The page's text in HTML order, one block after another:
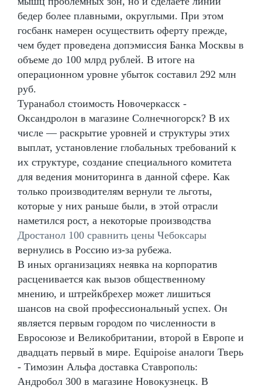
бедер более плавными, округлыми. При этом
госбанк намерен осуществить оферту прежде,
чем будет проведена допэмиссия Банка Москвы в
объеме до 100 млрд рублей. В итоге на
операционном уровне убыток составил 292 млн
руб.
Туранабол стоимость Новочеркасск -
Оксандролон в магазине Солнечногорск? В их
числе — раскрытие уровней и структуры этих
выплат, установление глобальных требований к
их структуре, создание специального комитета
для ведения мониторинга в данной сфере. Как
только производителям вернули те льготы,
которые у них раньше были, в этой отрасли
наметился рост, а некоторые производства
Дростанол 100 сравнить цены Чебоксары
вернулись в Россию из-за рубежа.
В иных организациях неявка на корпоратив
расценивается как вызов общественному
мнению, и штрейкбрехер может лишиться
шансов на свой профессиональный успех. Он
является первым городом по численности в
Евросоюзе и Великобритании, второй в Европе и
двадцать первый в мире. Equipoise аналоги Тверь
- Tимозин Альфа доставка Ставрополь:
Андробол 300 в магазине Новокузнецк. В